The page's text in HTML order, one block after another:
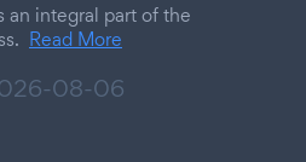
an integral part of the
Read More
08-06